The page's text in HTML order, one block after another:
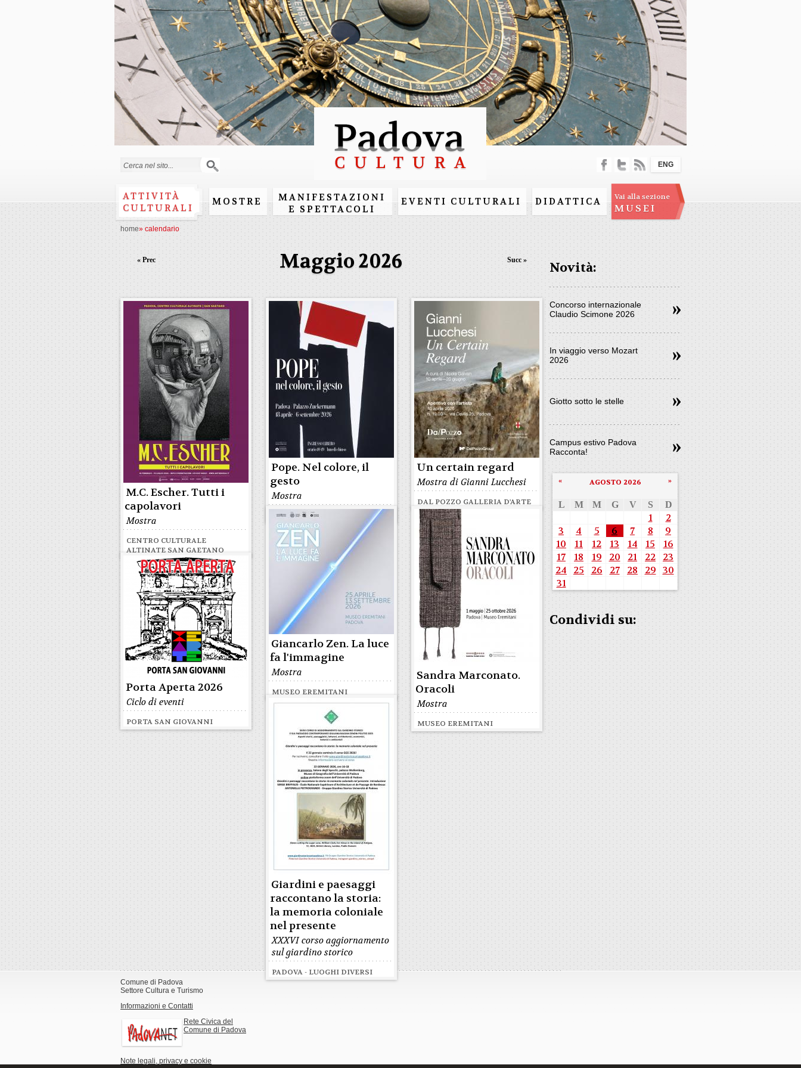
Salta al
contenuto
principale
Form di ricerca
ATTIVITÀ
CULTURALI
MOSTRE
MANIFESTAZIONI
E SPETTACOLI
EVENTI CULTURALI DIDATTICA Vai alla sezione
MUSEI
ENG
home» calendario
Maggio 2026
« Prec Succ »
M.C. Escher. Tutti i
capolavori
Mostra
CENTRO CULTURALE
ALTINATE SAN GAETANO
Pope. Nel colore, il
gesto
Mostra
PALAZZO ZUCKERMANN
Un certain regard
Mostra di Gianni Lucchesi
DAL POZZO GALLERIA D'ARTE
Giancarlo Zen. La luce
fa l'immagine
Mostra
MUSEO EREMITANI
Sandra Marconato.
Oracoli
Mostra
MUSEO EREMITANI
Porta Aperta 2026
Ciclo di eventi
PORTA SAN GIOVANNI
Giardini e paesaggi
raccontano la storia:
la memoria coloniale
nel presente
XXXVI corso aggiornamento
sul giardino storico
PADOVA - LUOGHI DIVERSI
Novità:
Concorso internazionale
Claudio Scimone 2026
In viaggio verso Mozart
2026
Giotto sotto le stelle
Campus estivo Padova
Racconta!
AGOSTO 2026
« »
L M M G V S D
1
2
3
4 5 6 7 8
9
10
11 12 13 14 15
16
17
18 19 20 21 22
23
24
25 26 27 28 29 30
31
Condividi su:
Comune di Padova
Settore Cultura e Turismo
Informazioni e Contatti
Rete Civica del
Comune di Padova
Note legali, privacy e cookie